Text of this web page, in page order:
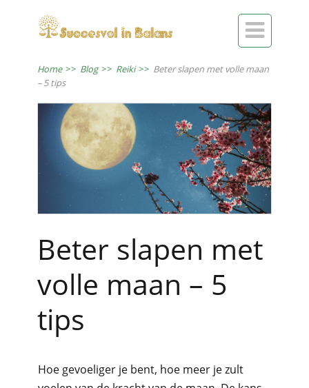

Home >> Blog >> Reiki >> Beter slapen met volle maan
– 5 tips
Beter slapen met
volle maan – 5
tips
Hoe gevoeliger je bent, hoe meer je zult